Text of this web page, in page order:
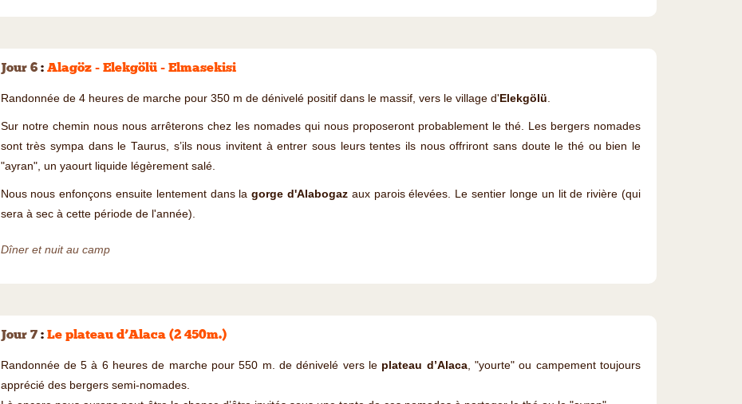
Jour 6: Alagöz - Elekgölü - Elmasekisi
Randonnée de 4 heures de marche pour 350 m de dénivelé positif dans le massif, vers le village d' Elekgölü.
Sur notre chemin nous nous arrêterons chez les nomades qui nous proposeront probablement le thé. Les bergers nomades
sont très sympa dans le Taurus, s’ils nous invitent à entrer sous leurs tentes ils nous offriront sans doute le thé ou bien le
"ayran", un yaourt liquide légèrement salé.
Nous nous enfonçons ensuite lentement dans lagorge d'Alabogaz aux parois élevées. Le sentier longe un lit de rivière (qui
sera à sec à cette période de l'année).
Dîner et nuit au camp
Jour 7: Le plateau d’Alaca (2 450m.)
Randonnée de 5 à 6 heures de marche pour 550 m. de dénivelé vers le plateau d’Alaca, "yourte" ou campement toujours
apprécié des bergers semi-nomades.